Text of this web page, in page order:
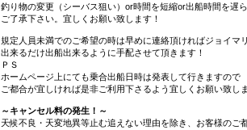
釣り物の変更（シーバス狙い）or時間を短縮or出船時間を遅
ご了承下さい。宜しくお願い致します！
規定人員未満でのご希望の時は早めに連絡頂ければジョイマ
出来るだけ出船出来るように手配させて頂きます！
ＰＳ
ホームページ上にても乗合出船日時は発表して行きますので
ご都合が宜しければ是非ご利用下さるよう宜しくお願い致し
～キャンセル料の発生！～
天候不良・天変地異等止む追えない理由を除き、お客様のご